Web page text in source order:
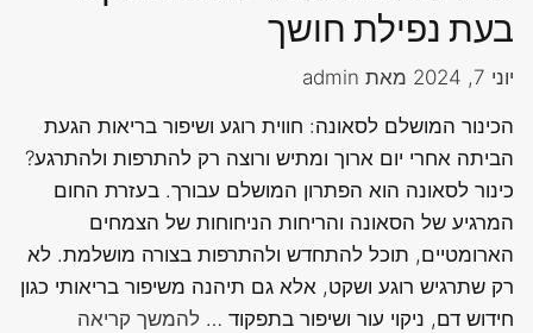
בעת נפילת חושך
יוני 7, 2024 מאת admin
הכינור המושלם לסאונה: חווית רוגע ושיפור בריאות הגעת
הביתה אחרי יום ארוך ומתיש ורוצה רק להתרפות ולהתרגע?
כינור לסאונה הוא הפתרון המושלם עבורך. בעזרת החום
המרגיע של הסאונה והריחות הניחוחות של הצמחים
הארומטיים, תוכל להתחדש ולהתרפות בצורה מושלמת. לא
רק שתרגיש רוגע ושקט, אלא גם תיהנה משיפור בריאותי כגון
חידוש דם, ניקוי עור ושיפור בתפקוד … להמשך קריאה